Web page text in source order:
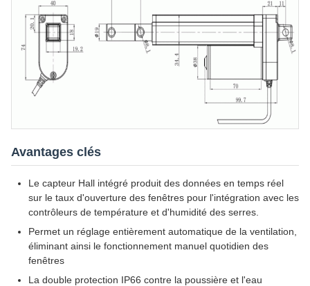
Avantages clés
Le capteur Hall intégré produit des données en temps réel
sur le taux d'ouverture des fenêtres pour l'intégration avec les
contrôleurs de température et d'humidité des serres.
Permet un réglage entièrement automatique de la ventilation,
éliminant ainsi le fonctionnement manuel quotidien des
fenêtres
La double protection IP66 contre la poussière et l'eau